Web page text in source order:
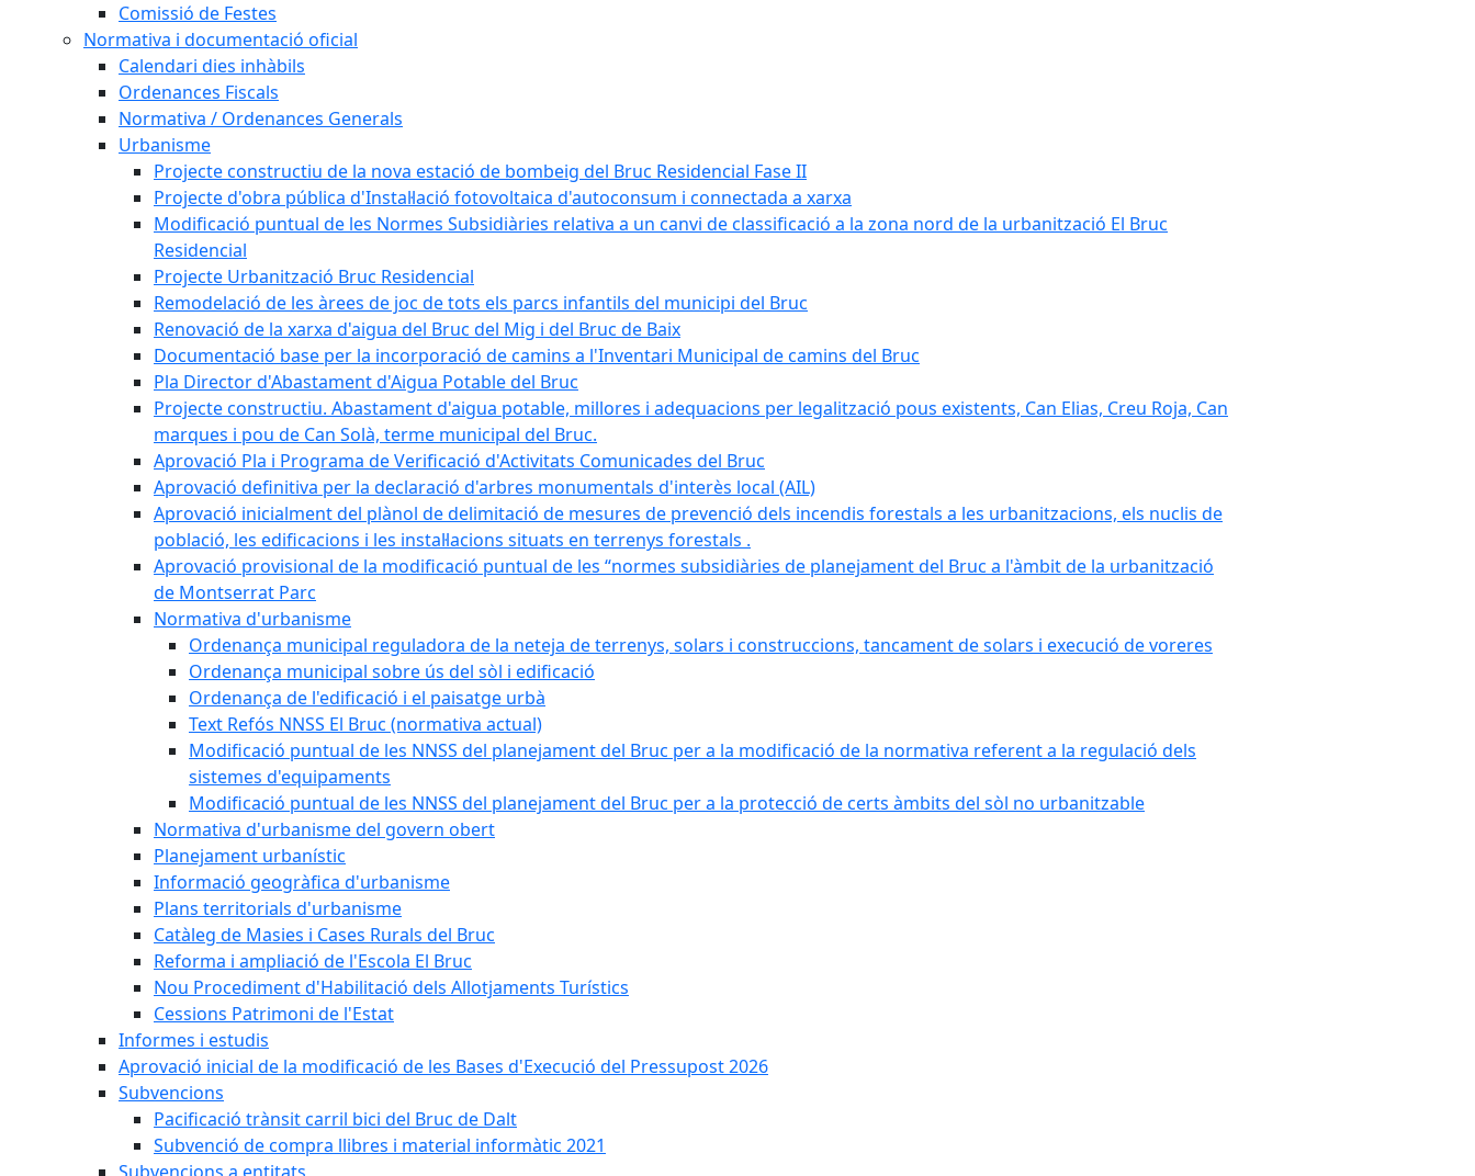
Comissió de Festes
Normativa i documentació oficial
Calendari dies inhàbils
Ordenances Fiscals
Normativa / Ordenances Generals
Urbanisme
Projecte constructiu de la nova estació de bombeig del Bruc Residencial Fase II
Projecte d'obra pública d'Instal·lació fotovoltaica d'autoconsum i connectada a xarxa
Modificació puntual de les Normes Subsidiàries relativa a un canvi de classificació a la zona nord de la urbanització El Bruc
Residencial
Projecte Urbanització Bruc Residencial
Remodelació de les àrees de joc de tots els parcs infantils del municipi del Bruc
Renovació de la xarxa d'aigua del Bruc del Mig i del Bruc de Baix
Documentació base per la incorporació de camins a l'Inventari Municipal de camins del Bruc
Pla Director d'Abastament d'Aigua Potable del Bruc
Projecte constructiu. Abastament d'aigua potable, millores i adequacions per legalització pous existents, Can Elias, Creu Roja, Can
marques i pou de Can Solà, terme municipal del Bruc.
Aprovació Pla i Programa de Verificació d'Activitats Comunicades del Bruc
Aprovació definitiva per la declaració d'arbres monumentals d'interès local (AIL)
Aprovació inicialment del plànol de delimitació de mesures de prevenció dels incendis forestals a les urbanitzacions, els nuclis de
població, les edificacions i les instal·lacions situats en terrenys forestals .
Aprovació provisional de la modificació puntual de les “normes subsidiàries de planejament del Bruc a l'àmbit de la urbanització
de Montserrat Parc
Normativa d'urbanisme
Ordenança municipal reguladora de la neteja de terrenys, solars i construccions, tancament de solars i execució de voreres
Ordenança municipal sobre ús del sòl i edificació
Ordenança de l'edificació i el paisatge urbà
Text Refós NNSS El Bruc (normativa actual)
Modificació puntual de les NNSS del planejament del Bruc per a la modificació de la normativa referent a la regulació dels
sistemes d'equipaments
Modificació puntual de les NNSS del planejament del Bruc per a la protecció de certs àmbits del sòl no urbanitzable
Normativa d'urbanisme del govern obert
Planejament urbanístic
Informació geogràfica d'urbanisme
Plans territorials d'urbanisme
Catàleg de Masies i Cases Rurals del Bruc
Reforma i ampliació de l'Escola El Bruc
Nou Procediment d'Habilitació dels Allotjaments Turístics
Cessions Patrimoni de l'Estat
Informes i estudis
Aprovació inicial de la modificació de les Bases d'Execució del Pressupost 2026
Subvencions
Pacificació trànsit carril bici del Bruc de Dalt
Subvenció de compra llibres i material informàtic 2021